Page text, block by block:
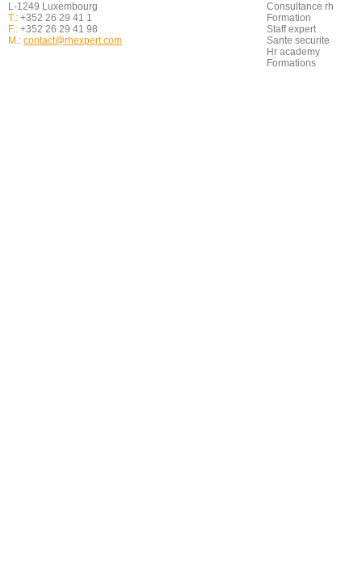
L-1249 Luxembourg
T.: +352 26 29 41 1
F.: +352 26 29 41 98
M.: contact@rhexpert.com
Consultance rh
Formation
Staff expert
Sante securite
Hr academy
Formations